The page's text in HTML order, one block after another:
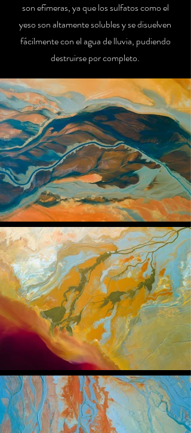
son efímeras, ya que los sulfatos como el
yeso son altamente solubles y se disuelven
fácilmente con el agua de lluvia, pudiendo
destruirse por completo.